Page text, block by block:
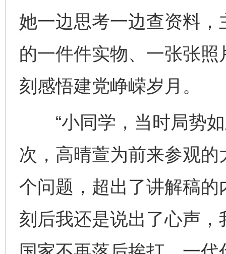
她一边思考一边查资料
的一件件实物、一张张
刻感悟建党峥嵘岁月。
“小同学，当时局势如
次，高晴萱为前来参观
个问题，超出了讲解稿的
刻后我还是说出了心声